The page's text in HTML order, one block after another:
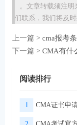
。文章转载须注
们联系，我们将及时
上一篇 > cma报考
下一篇 > CMA有什
阅读排行
1 CMA证书申